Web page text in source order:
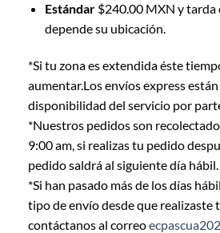
Estándar$240.00 MXN y tarda
depende su ubicación.
*­Si tu zona es extendida éste
aumentar.Los envíos express
disponibilidad del servicio por
*Nuestros pedidos son
9:00 am, si realizas tu pedido
pedido saldrá al siguiente día hábil.
*Si han pasado más de los días
tipo de envío desde que realizaste
contáctanos al correo